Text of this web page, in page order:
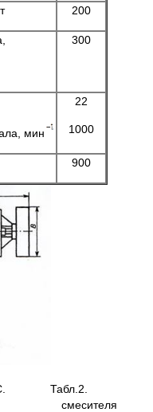
200
300
мин
22
1000
900
МЕС. Табл.2.
смесителя